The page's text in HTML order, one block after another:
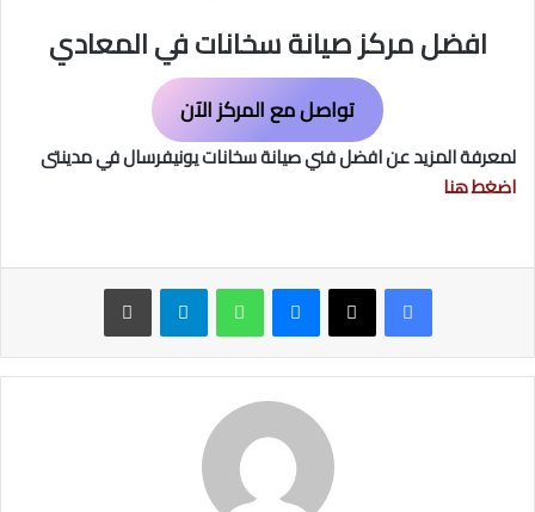
افضل مركز صيانة سخانات في المعادي
تواصل مع المركز الآن
لمعرفة المزيد عن افضل فني صيانة سخانات يونيفرسال في مدينتى
اضغط هنا
ماسنجر واتساب تيلقرام طباعة